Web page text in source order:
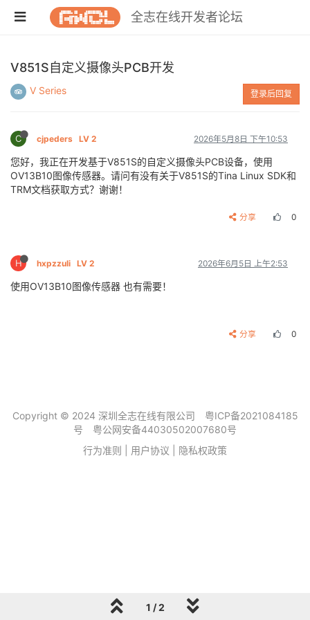
全志在线开发者论坛
V851S自定义摄像头PCB开发
V Series 登录后回复
C cjpeders LV 2 2026年5月8日 下午10:53
您好，我正在开发基于V851S的自定义摄像头PCB设备，使用
OV13B10图像传感器。请问有没有关于V851S的Tina Linux SDK和
TRM文档获取方式？谢谢！
分享 0
H hxpzzuli LV 2 2026年6月5日 上午2:53
使用OV13B10图像传感器 也有需要！
分享 0
1 / 2
Copyright © 2024 深圳全志在线有限公司
粤ICP备2021084185
号
粤公网安备44030502007680号
行为准则
用户协议 隐私权政策